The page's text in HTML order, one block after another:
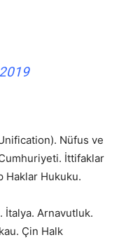
Nüfus ve
İttifaklar
Haklar Hukuku.
İtalya. Arnavutluk.
Çin Halk